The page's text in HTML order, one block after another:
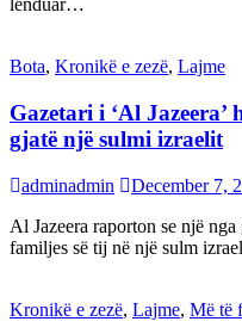
lënduar…
Bota, Kronikë e zezë, Lajme
Gazetari i ‘Al
gjatë një sulmi izraelit
adminadmin
December 7,
Al Jazeera raporton se një
familjes së tij në një sulm
Kronikë e zezë, Lajme, Më të